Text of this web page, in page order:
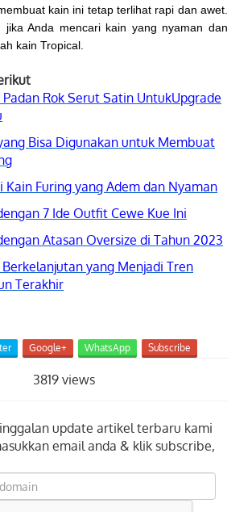
kain ini tetap terlihat rapi dan awet.
jika Anda mencari kain yang nyaman dan
kain Tropical.
Padan Rok Serut Satin UntukUpgrade
Bisa Digunakan untuk Membuat
Kain Furing yang Adem dan Nyaman
7 Ide Outfit Cewe Kue Ini
Atasan Oversize di Tahun 2023
Berkelanjutan yang Menjadi Tren
Terakhir
Google+ WhatsApp Subscribe
3819 views
update artikel terbaru kami
email anda & klik subscribe,